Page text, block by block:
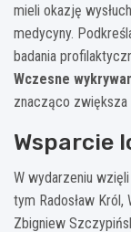
mieli okazję
medycyny.
badania
Wczesne
znacząco zwiększa
Wsparcie
W wydarzeniu
tym Radosław
Zbigniew